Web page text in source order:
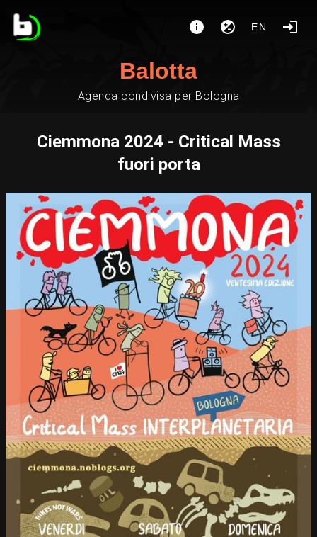
EN
Balotta
Agenda condivisa per Bologna
Ciemmona 2024 - Critical Mass
fuori porta